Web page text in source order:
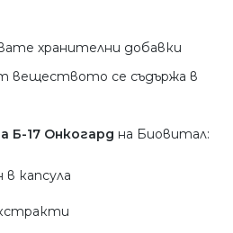
хранителни добавки
веществото се съдържа в
Б-17 Онкогард на Биовитал:
в капсула